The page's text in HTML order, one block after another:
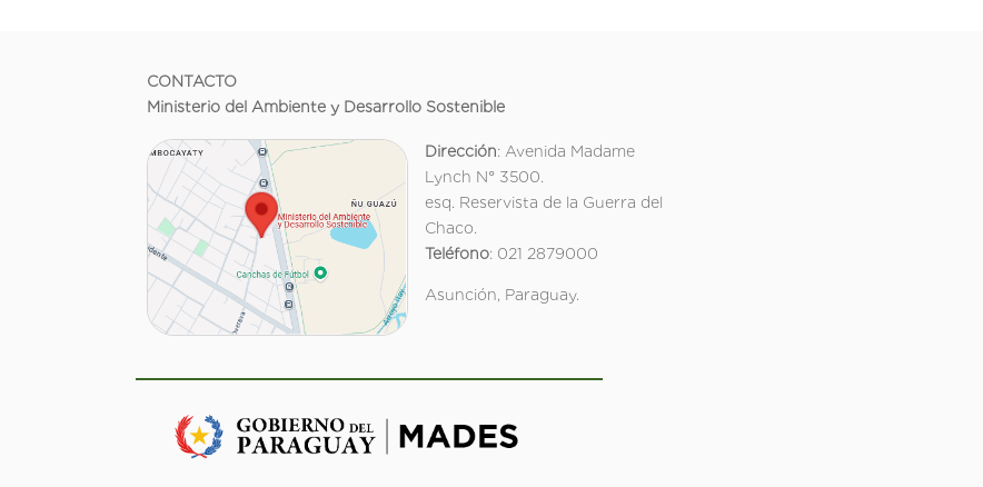
CONTACTO
Ministerio del Ambiente y Desarrollo Sostenible
Dirección: Avenida Madame
Lynch N° 3500.
esq. Reservista de la Guerra del
Chaco.
Teléfono: 021 2879000
Asunción, Paraguay.